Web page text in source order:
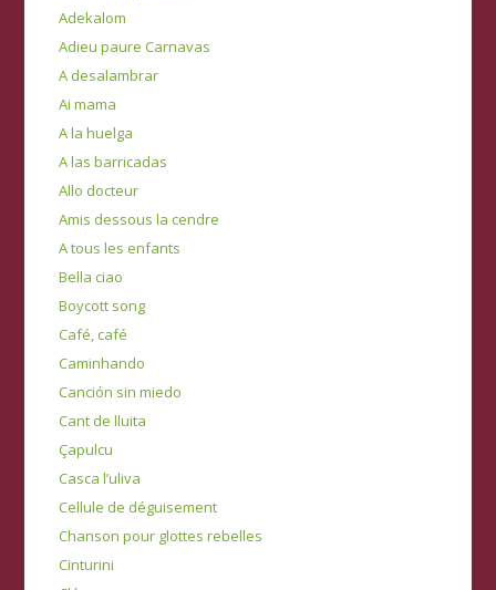
Adekalom
Adieu paure Carnavas
A desalambrar
Ai mama
A la huelga
A las barricadas
Allo docteur
Amis dessous la cendre
A tous les enfants
Bella ciao
Boycott song
Café, café
Caminhando
Canción sin miedo
Cant de lluita
Çapulcu
Casca l’uliva
Cellule de déguisement
Chanson pour glottes rebelles
Cinturini